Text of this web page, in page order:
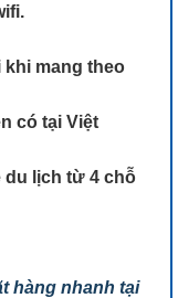
khi mang theo
có tại Việt
du lịch từ 4 chỗ
hàng nhanh tại